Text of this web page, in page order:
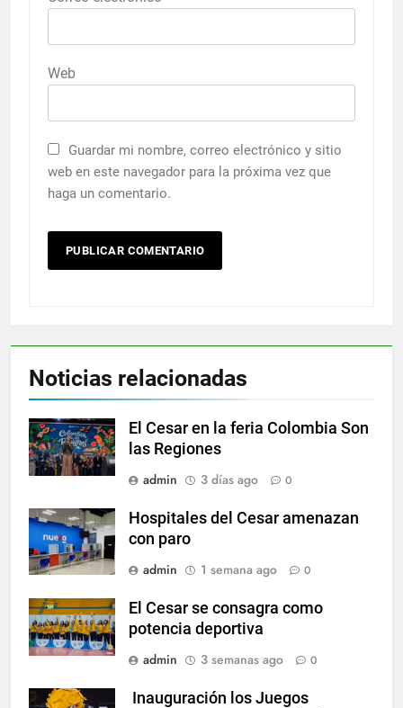
Web
Guardar mi nombre, correo electrónico y sitio
web en este navegador para la próxima vez que
haga un comentario.
Noticias relacionadas
El Cesar en la feria Colombia Son
las Regiones
admin
3 días ago 0
Hospitales del Cesar amenazan
con paro
admin
1 semana ago 0
El Cesar se consagra como
potencia deportiva
admin
3 semanas ago 0
Inauguración los Juegos